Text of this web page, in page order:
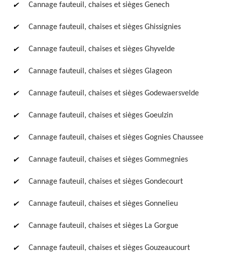
Cannage fauteuil, chaises et sièges Genech
Cannage fauteuil, chaises et sièges Ghissignies
Cannage fauteuil, chaises et sièges Ghyvelde
Cannage fauteuil, chaises et sièges Glageon
Cannage fauteuil, chaises et sièges Godewaersvelde
Cannage fauteuil, chaises et sièges Goeulzin
Cannage fauteuil, chaises et sièges Gognies Chaussee
Cannage fauteuil, chaises et sièges Gommegnies
Cannage fauteuil, chaises et sièges Gondecourt
Cannage fauteuil, chaises et sièges Gonnelieu
Cannage fauteuil, chaises et sièges La Gorgue
Cannage fauteuil, chaises et sièges Gouzeaucourt